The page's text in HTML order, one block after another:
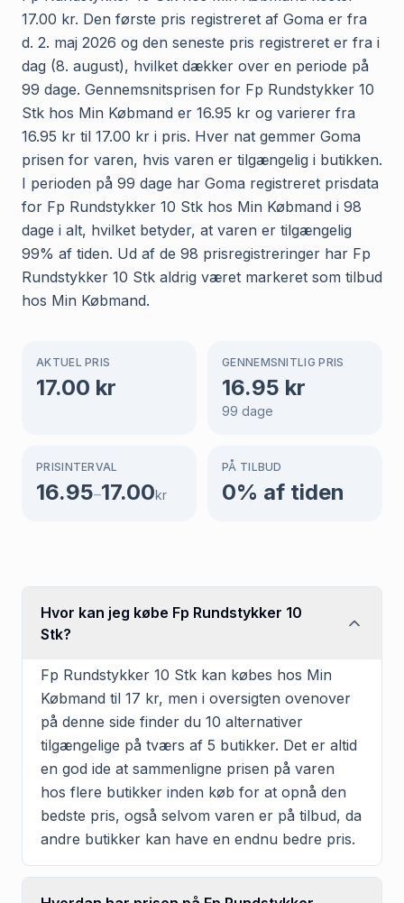
17.00 kr. Den første pris registreret af Goma er fra
d. 2. maj 2026 og den seneste pris registreret er fra i
dag (8. august), hvilket dækker over en periode på
99 dage. Gennemsnitsprisen for Fp Rundstykker 10
Stk hos Min Købmand er 16.95 kr og varierer fra
16.95 kr til 17.00 kr i pris. Hver nat gemmer Goma
prisen for varen, hvis varen er tilgængelig i butikken.
I perioden på 99 dage har Goma registreret prisdata
for Fp Rundstykker 10 Stk hos Min Købmand i 98
dage i alt, hvilket betyder, at varen er tilgængelig
99% af tiden. Ud af de 98 prisregistreringer har Fp
Rundstykker 10 Stk aldrig været markeret som tilbud
hos Min Købmand.
AKTUEL PRIS
17.00 kr
GENNEMSNITLIG PRIS
16.95 kr
99 dage
PRISINTERVAL
16.95–17.00kr
PÅ TILBUD
0% af tiden
Hvor kan jeg købe Fp Rundstykker 10
Stk?
Fp Rundstykker 10 Stk kan købes hos Min
Købmand til 17 kr, men i oversigten ovenover
på denne side finder du 10 alternativer
tilgængelige på tværs af 5 butikker. Det er altid
en god ide at sammenligne prisen på varen
hos flere butikker inden køb for at opnå den
bedste pris, også selvom varen er på tilbud, da
andre butikker kan have en endnu bedre pris.